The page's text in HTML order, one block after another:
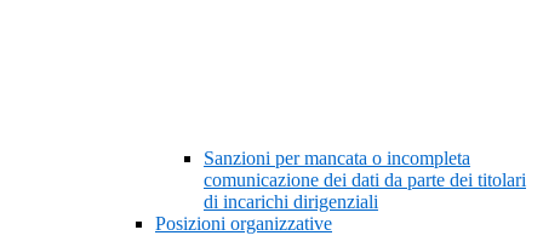
Sanzioni per mancata o incompleta
comunicazione dei dati da parte dei titolari
di incarichi dirigenziali
Posizioni organizzative